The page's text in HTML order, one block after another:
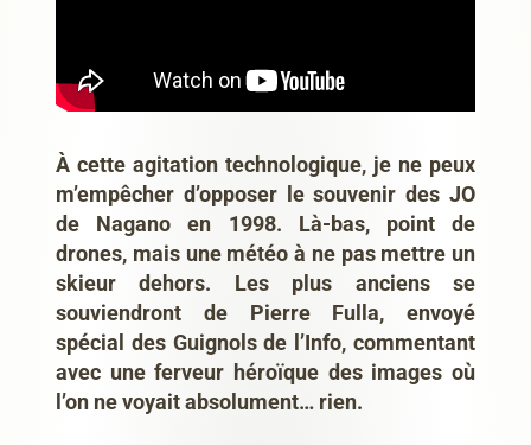
À cette agitation technologique, je ne peux
m’empêcher d’opposer le souvenir des JO
de Nagano en 1998. Là-bas, point de
drones, mais une météo à ne pas mettre un
skieur dehors. Les plus anciens se
souviendront de Pierre Fulla, envoyé
spécial des Guignols de l’Info, commentant
avec une ferveur héroïque des images où
l’on ne voyait absolument… rien.